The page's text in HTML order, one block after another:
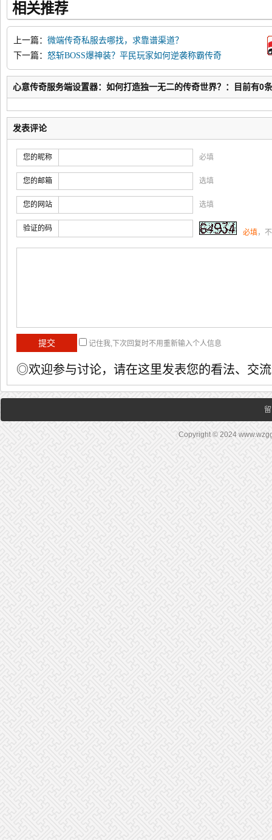
相关推荐
上一篇： 微端传奇私服去哪找，求靠谱渠道？
下一篇： 怒斩BOSS爆神装？平民玩家如何逆袭称霸传奇
心意传奇服务端设置器：如何打造独一无二的传奇世界？：目前有0
发表评论
您的昵称 必填
您的邮箱 选填
您的网站 选填
验证的码 必填，
记住我,下次回复时不用重新输入个人信息
◎欢迎参与讨论，请在这里发表您的看法、交
Copyright © 2024